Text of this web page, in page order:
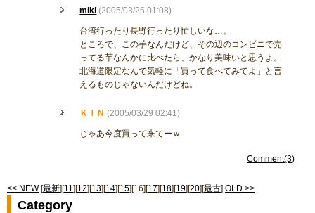
miki (2005/03/25 01:08)
台湾行ったり長野行ったり忙しいな…。
ところで、この芋なんだけど、その辺のコンビニで売
ってる芋なんかに比べたら、かなり美味いと思うよ。
北海道限定なんで気軽に「買って食べてみてよ」と言
えるものじゃないんだけどね。
ＫＩＮ (2005/03/29 02:41)
じゃあ今度買って来てーｗ
Comment(3)
<< NEW[最新][11][12][13][14][15][16][17][18][19][20][最古] OLD >>
Category